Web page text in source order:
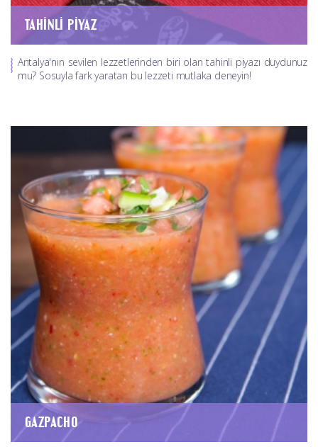
TAHINLI PIYAZ
Antalya'nın sevilen lezzetlerinden biri olan tahinli piyazı duydunuz
mu? Sosuyla fark yaratan bu lezzeti mutlaka deneyin!
GAZPACHO